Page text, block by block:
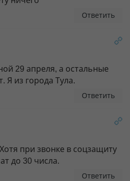
Ответить
29 апреля, а остальные
Я из города Тула.
Ответить
при звонке в соцзащиту
до 30 числа.
Ответить